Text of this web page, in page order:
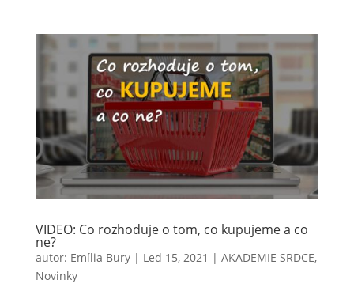
VIDEO: Co rozhoduje o tom, co kupujeme a co
ne?
autor: Emília Bury| Led 15, 2021 | AKADEMIE SRDCE,
Novinky